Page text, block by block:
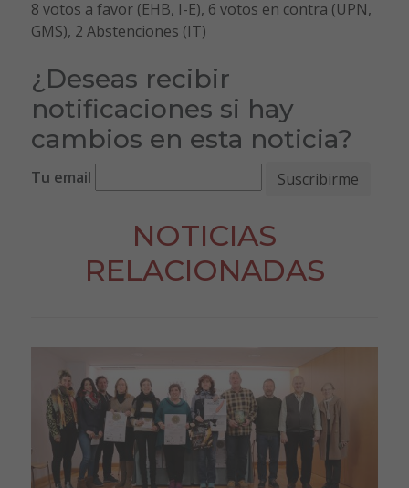
8 votos a favor (EHB, I-E), 6 votos en contra (UPN,
GMS), 2 Abstenciones (IT)
¿Deseas recibir
notificaciones si hay
cambios en esta noticia?
Tu email
NOTICIAS
RELACIONADAS